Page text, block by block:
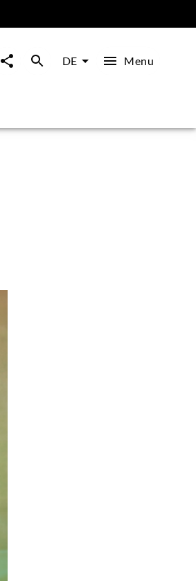
DE Menu